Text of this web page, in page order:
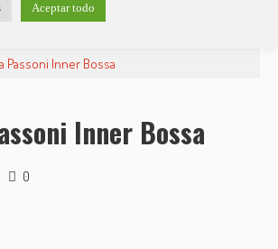
Passoni Inner Bossa
Inner Bossa
0
Aceptar todo